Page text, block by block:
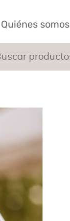
Quiénes somos